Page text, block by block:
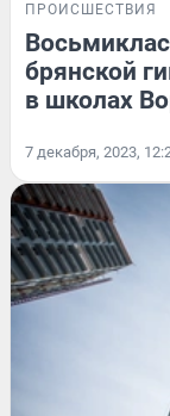
ПРОИСШЕСТВИЯ
брянской
в школах
7 декабря, 2023,